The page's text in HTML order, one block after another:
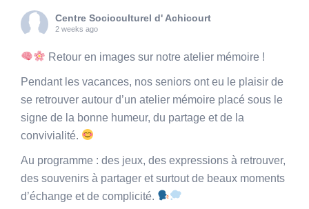
Centre Socioculturel d' Achicourt
2 weeks ago
Retour en images sur notre atelier mémoire !
Pendant les vacances, nos seniors ont eu le plaisir de
se retrouver autour d’un atelier mémoire placé sous le
signe de la bonne humeur, du partage et de la
convivialité.
Au programme : des jeux, des expressions à retrouver,
des souvenirs à partager et surtout de beaux moments
d’échange et de complicité.